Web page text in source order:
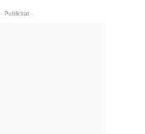
- Publicitat -